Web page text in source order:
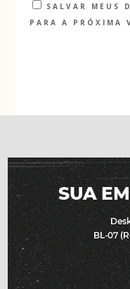
SALVAR MEUS
PARA A PRÓXIMA